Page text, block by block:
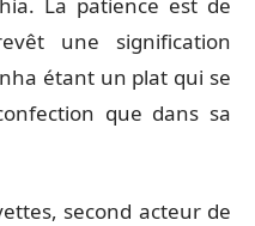
une signification
étant un plat qui se
que dans sa
second acteur de